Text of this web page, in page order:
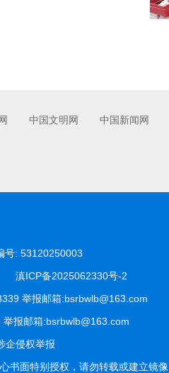
中国文明网 中国新闻网
号: 53120250003
滇ICP备2025062330号-2
举报邮箱:bsrbwlb@163.com
报邮箱:bsrbwlb@163.com
企侵权举报
书面特别授权，请勿转载或建立镜